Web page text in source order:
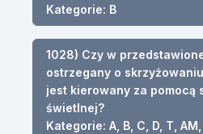
Kategorie: B
1028) Czy w
ostrzegany o
jest kierowany za pomocą
świetlnej?
Kategorie: A, B, C, D, T, AM,